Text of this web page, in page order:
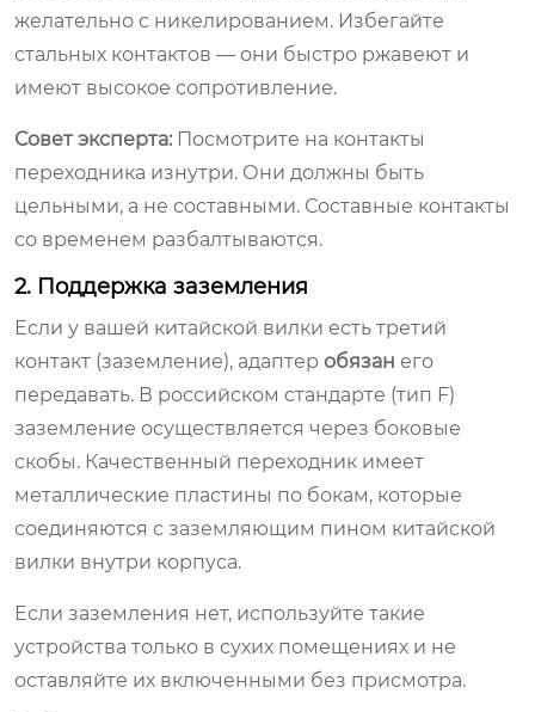
желательно с никелированием. Избегайте
стальных контактов — они быстро ржавеют и
имеют высокое сопротивление.
Совет эксперта: Посмотрите на контакты
переходника изнутри. Они должны быть
цельными, а не составными. Составные контакты
со временем разбалтываются.
2. Поддержка заземления
Если у вашей китайской вилки есть третий
контакт (заземление), адаптер обязан его
передавать. В российском стандарте (тип F)
заземление осуществляется через боковые
скобы. Качественный переходник имеет
металлические пластины по бокам, которые
соединяются с заземляющим пином китайской
вилки внутри корпуса.
Если заземления нет, используйте такие
устройства только в сухих помещениях и не
оставляйте их включенными без присмотра.